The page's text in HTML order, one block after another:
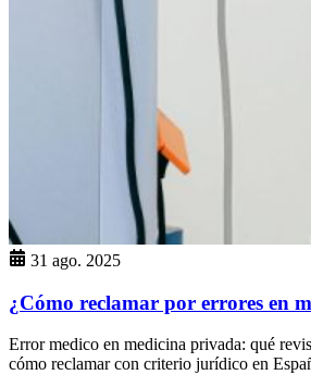
31 ago. 2025
¿Cómo reclamar por errores en
Error medico en medicina privada: qué
cómo reclamar con criterio jurídico en